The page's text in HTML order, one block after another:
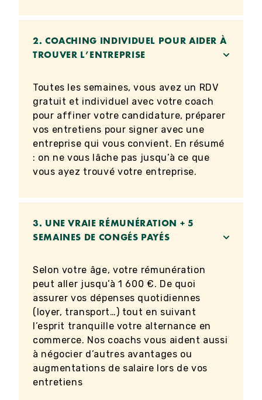
2. COACHING INDIVIDUEL POUR AIDER À
TROUVER L’ENTREPRISE
Toutes les semaines, vous avez un RDV
gratuit et individuel avec votre coach
pour affiner votre candidature, préparer
vos entretiens pour signer avec une
entreprise qui vous convient. En résumé
: on ne vous lâche pas jusqu’à ce que
vous ayez trouvé votre entreprise.
3. UNE VRAIE RÉMUNÉRATION + 5
SEMAINES DE CONGÉS PAYÉS
Selon votre âge, votre rémunération
peut aller jusqu’à 1 600 €. De quoi
assurer vos dépenses quotidiennes
(loyer, transport…) tout en suivant
l’esprit tranquille votre alternance en
commerce. Nos coachs vous aident aussi
à négocier d’autres avantages ou
augmentations de salaire lors de vos
entretiens